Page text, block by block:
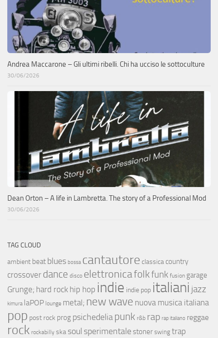
Andrea Maccarone – Gli ultimi ribelli. Chi ha ucciso le sottoculture
30/06/2026
Dean Orton – A life in Lambretta. The story of a Professional Mod
30/06/2026
TAG CLOUD
ambient beat blues bossa cantautore classica country
crossover dance disco elettronicafolkfunk fusion garage
Grunge; hard rock hip hop indie indie pop italiani jazz
kimura laPOP lounge metal; new wave nuova musica italiana
pop post rock prog psichedeliapunk r&b rap rap italiano reggae
rock rockabilly ska soul sperimentale stoner swing trap